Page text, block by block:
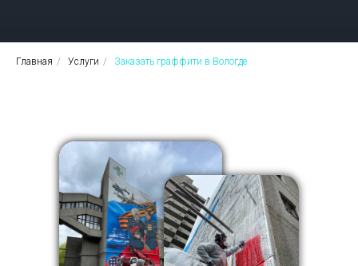
Главная / Услуги / Заказать граффити в Вологде